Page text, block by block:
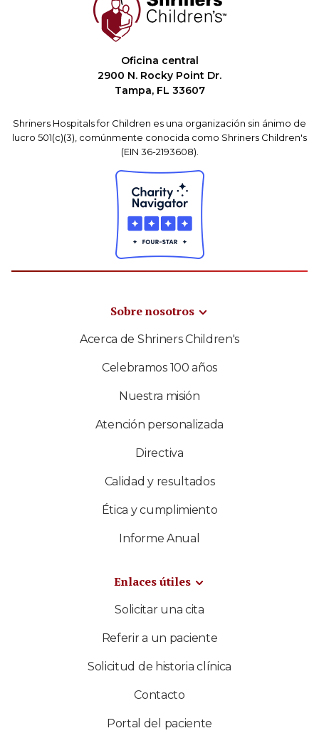
Oficina central
2900 N. Rocky Point Dr.
Tampa, FL 33607
Shriners Hospitals for Children es una organización sin ánimo de
lucro 501(c)(3), comúnmente conocida como Shriners Children's
(EIN 36-2193608).
Sobre nosotros
Acerca de Shriners Children's
Celebramos 100 años
Nuestra misión
Atención personalizada
Directiva
Calidad y resultados
Ética y cumplimiento
Informe Anual
Enlaces útiles
Solicitar una cita
Referir a un paciente
Solicitud de historia clínica
Contacto
Portal del paciente